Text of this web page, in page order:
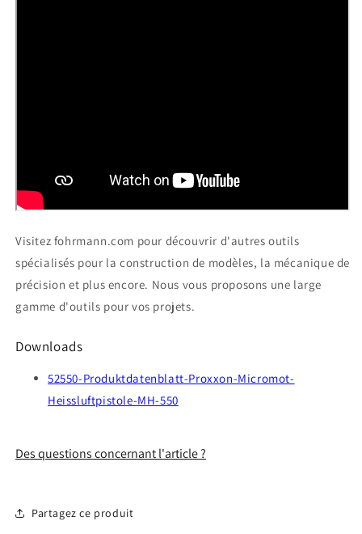
Visitez fohrmann.com pour découvrir d'autres outils
spécialisés pour la construction de modèles, la mécanique de
précision et plus encore. Nous vous proposons une large
gamme d'outils pour vos projets.
Downloads
52550-Produktdatenblatt-Proxxon-Micromot-
Heissluftpistole-MH-550
Des questions concernant l'article ?
Partagez ce produit